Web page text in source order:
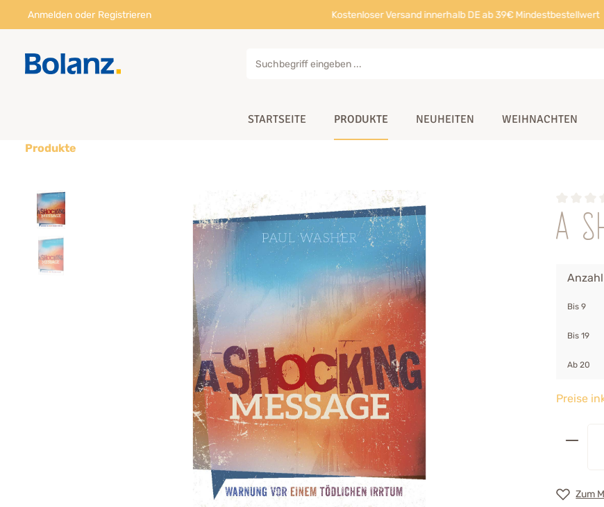
Anmelden oder Registrieren Kostenloser Versand innerhalb DE ab 39€ Mindestbestellwert
STARTSEITE PRODUKTE NEUHEITEN WEIHNACHTEN
Produkte
A
Anzahl
Bis9
Bis19
Ab20
Preise
Zum